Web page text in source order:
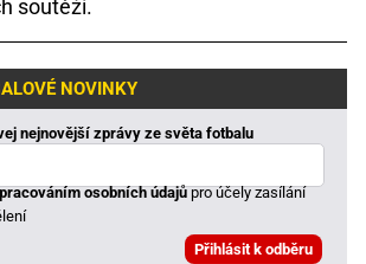
soutěží.
NOVINKY
nejnovější zprávy ze světa fotbalu
osobních údajůpro účely zasílání